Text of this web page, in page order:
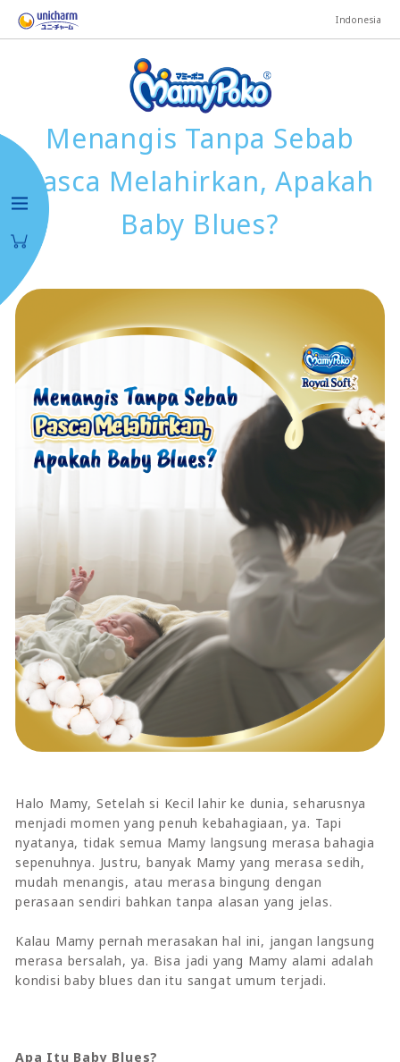
Indonesia
Menangis Tanpa Sebab
Pasca Melahirkan, Apakah
Baby Blues?
Halo Mamy, Setelah si Kecil lahir ke dunia, seharusnya
menjadi momen yang penuh kebahagiaan, ya. Tapi
nyatanya, tidak semua Mamy langsung merasa bahagia
sepenuhnya. Justru, banyak Mamy yang merasa sedih,
mudah menangis, atau merasa bingung dengan
perasaan sendiri bahkan tanpa alasan yang jelas.
Kalau Mamy pernah merasakan hal ini, jangan langsung
merasa bersalah, ya. Bisa jadi yang Mamy alami adalah
kondisi baby blues dan itu sangat umum terjadi.
Apa Itu Baby Blues?